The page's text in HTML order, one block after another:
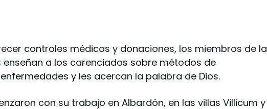
controles médicos y donaciones, los miembros de la
enseñan a los carenciados sobre métodos de
y les acercan la palabra de Dios.
con su trabajo en Albardón, en las villas Villicum y